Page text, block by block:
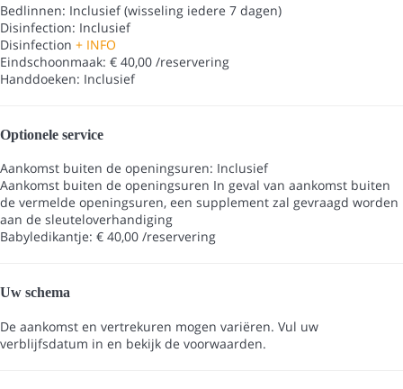
Bedlinnen: Inclusief (wisseling iedere 7 dagen)
Disinfection: Inclusief
Disinfection + INFO
Eindschoonmaak: € 40,00 /reservering
Handdoeken: Inclusief
Optionele service
Aankomst buiten de openingsuren: Inclusief
Aankomst buiten de openingsuren In geval van aankomst buiten
de vermelde openingsuren, een supplement zal gevraagd worden
aan de sleuteloverhandiging
Babyledikantje: € 40,00 /reservering
Uw schema
De aankomst en vertrekuren mogen variëren. Vul uw
verblijfsdatum in en bekijk de voorwaarden.